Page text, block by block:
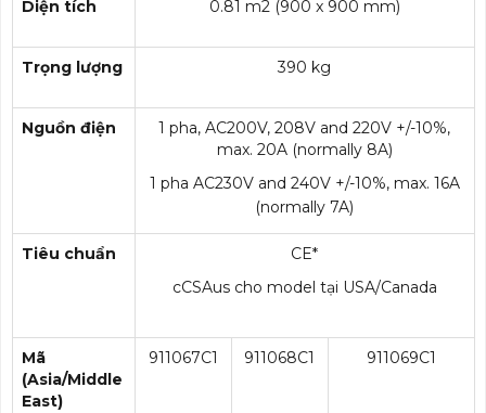
Diện tích 0.81 m2 (900 x 900 mm)
Trọng lượng 390 kg
Nguồn điện
1 pha, AC200V, 208V and 220V +/-10%,
max. 20A (normally 8A)
1 pha AC230V and 240V +/-10%, max. 16A
(normally 7A)
Tiêu chuẩn
CE*
cCSAus cho model tại USA/Canada
Mã
(Asia/Middle
East)
911067C1 911068C1 911069C1